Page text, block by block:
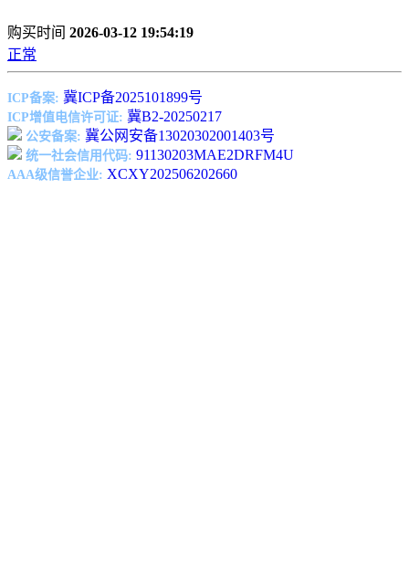
购买时间 2026-03-12 19:54:19
正常
ICP备案: 冀ICP备2025101899号
ICP增值电信许可证: 冀B2-20250217
公安备案: 冀公网安备13020302001403号
统一社会信用代码: 91130203MAE2DRFM4U
AAA级信誉企业: XCXY202506202660